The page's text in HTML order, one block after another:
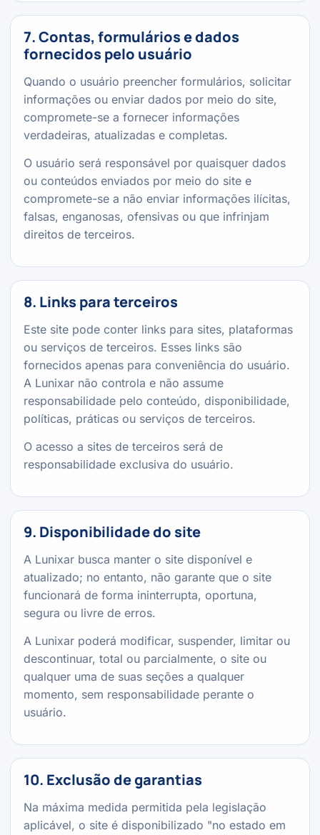
7. Contas, formulários e dados
fornecidos pelo usuário
Quando o usuário preencher formulários, solicitar
informações ou enviar dados por meio do site,
compromete-se a fornecer informações
verdadeiras, atualizadas e completas.
O usuário será responsável por quaisquer dados
ou conteúdos enviados por meio do site e
compromete-se a não enviar informações ilícitas,
falsas, enganosas, ofensivas ou que infrinjam
direitos de terceiros.
8. Links para terceiros
Este site pode conter links para sites, plataformas
ou serviços de terceiros. Esses links são
fornecidos apenas para conveniência do usuário.
A Lunixar não controla e não assume
responsabilidade pelo conteúdo, disponibilidade,
políticas, práticas ou serviços de terceiros.
O acesso a sites de terceiros será de
responsabilidade exclusiva do usuário.
9. Disponibilidade do site
A Lunixar busca manter o site disponível e
atualizado; no entanto, não garante que o site
funcionará de forma ininterrupta, oportuna,
segura ou livre de erros.
A Lunixar poderá modificar, suspender, limitar ou
descontinuar, total ou parcialmente, o site ou
qualquer uma de suas seções a qualquer
momento, sem responsabilidade perante o
usuário.
10. Exclusão de garantias
Na máxima medida permitida pela legislação
aplicável, o site é disponibilizado "no estado em